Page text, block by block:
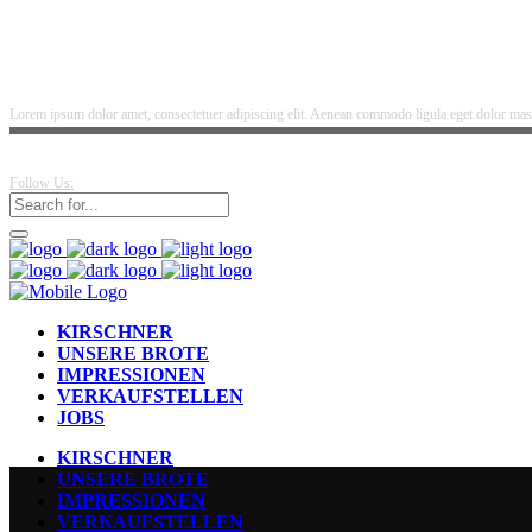
Lorem ipsum dolor amet, consectetuer adipiscing elit. Aenean commodo ligula eget dolor
Follow Us:
KIRSCHNER
UNSERE BROTE
IMPRESSIONEN
VERKAUFSTELLEN
JOBS
KIRSCHNER
UNSERE BROTE
IMPRESSIONEN
VERKAUFSTELLEN